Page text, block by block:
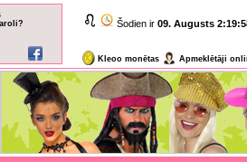
Šodien ir 09. Augusts
Kleoo monētas Apmeklētāji